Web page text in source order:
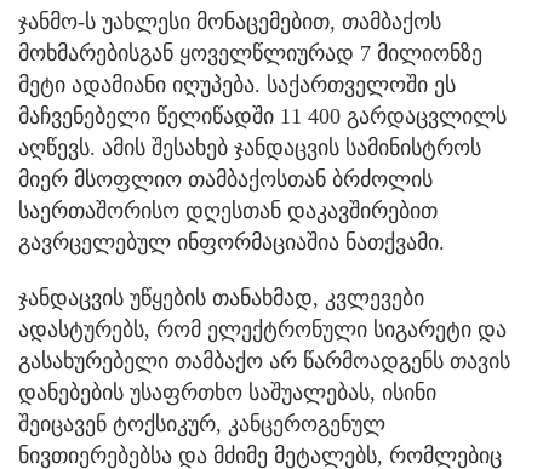
ჯანმო-ს უახლესი მონაცემებით, თამბაქოს
მოხმარებისგან ყოველწლიურად 7 მილიონზე
მეტი ადამიანი იღუპება. საქართველოში ეს
მაჩვენებელი წელიწადში 11 400 გარდაცვლილს
აღწევს. ამის შესახებ ჯანდაცვის სამინისტროს
მიერ მსოფლიო თამბაქოსთან ბრძოლის
საერთაშორისო დღესთან დაკავშირებით
გავრცელებულ ინფორმაციაშია ნათქვამი.
ჯანდაცვის უწყების თანახმად, კვლევები
ადასტურებს, რომ ელექტრონული სიგარეტი და
გასახურებელი თამბაქო არ წარმოადგენს თავის
დანებების უსაფრთხო საშუალებას, ისინი
შეიცავენ ტოქსიკურ, კანცეროგენულ
ნივთიერებებსა და მძიმე მეტალებს, რომლებიც